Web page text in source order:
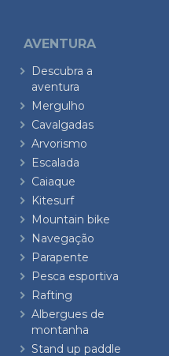
AVENTURA
Descubra a
aventura
Mergulho
Cavalgadas
Arvorismo
Escalada
Caiaque
Kitesurf
Mountain bike
Navegação
Parapente
Pesca esportiva
Rafting
Albergues de
montanha
Stand up paddle